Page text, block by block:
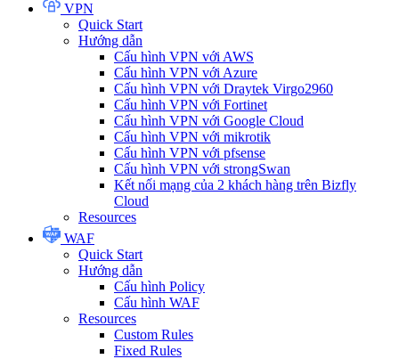
VPN
Quick Start
Hướng dẫn
Cấu hình VPN với AWS
Cấu hình VPN với Azure
Cấu hình VPN với Draytek Virgo2960
Cấu hình VPN với Fortinet
Cấu hình VPN với Google Cloud
Cấu hình VPN với mikrotik
Cấu hình VPN với pfsense
Cấu hình VPN với strongSwan
Kết nối mạng của 2 khách hàng trên Bizfly
Cloud
Resources
WAF
Quick Start
Hướng dẫn
Cấu hình Policy
Cấu hình WAF
Resources
Custom Rules
Fixed Rules